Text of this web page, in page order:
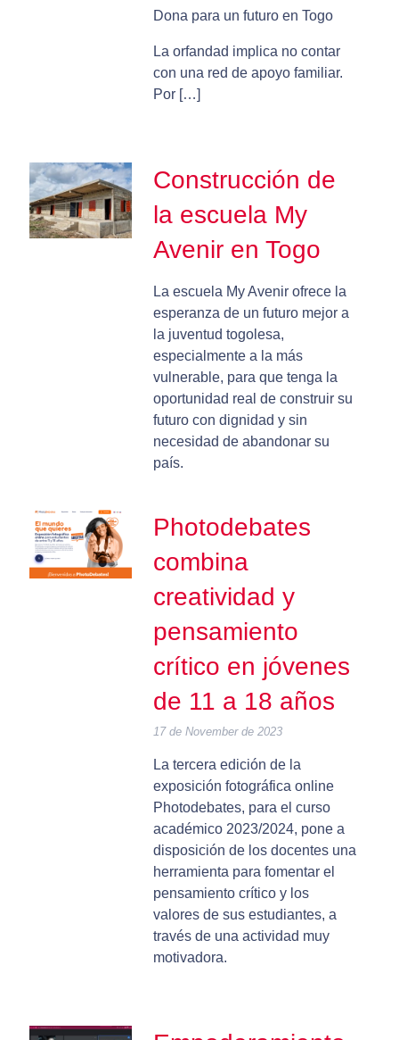
Dona para un futuro en Togo
La orfandad implica no contar
con una red de apoyo familiar.
Por […]
Construcción de
la escuela My
Avenir en Togo
La escuela My Avenir ofrece la
esperanza de un futuro mejor a
la juventud togolesa,
especialmente a la más
vulnerable, para que tenga la
oportunidad real de construir su
futuro con dignidad y sin
necesidad de abandonar su
país.
Photodebates
combina
creatividad y
pensamiento
crítico en jóvenes
de 11 a 18 años
17 de November de 2023
La tercera edición de la
exposición fotográfica online
Photodebates, para el curso
académico 2023/2024, pone a
disposición de los docentes una
herramienta para fomentar el
pensamiento crítico y los
valores de sus estudiantes, a
través de una actividad muy
motivadora.